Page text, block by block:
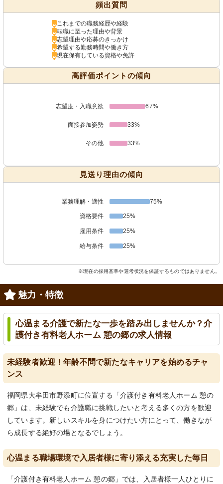
頻出質問
これまでの職務経歴や経験
転職に至った理由や背景
志望理由や応募のきっかけ
希望する勤務時間や働き方
現在保有している資格や免許
高評価ポイントの傾向
志望度・入職意欲 67%
面接参加姿勢 33%
その他 33%
見送り理由の傾向
業務理解・適性 75%
資格要件 25%
雇用条件 25%
給与条件 25%
※現在の採用基準や選考状況を保証するものではありません。
魅力・特徴
心温まる介護で新たな一歩を踏み出しませんか？介
護付き有料老人ホーム 憩の郷の求人情報
未経験者歓迎！年齢不問で新たなキャリアを始めるチャ
ンス
福岡県大牟田市野添町に位置する「介護付き有料老人ホーム 憩の
郷」は、未経験でも介護職に挑戦したいと考える多くの方を歓迎
しています。新しいスキルを身につけたい方にとって、働きなが
ら成長する絶好の場となるでしょう。
心温まる職場環境で入居者様に寄り添える充実した毎日
「介護付き有料老人ホーム 憩の郷」では、入居者様一人ひとりに